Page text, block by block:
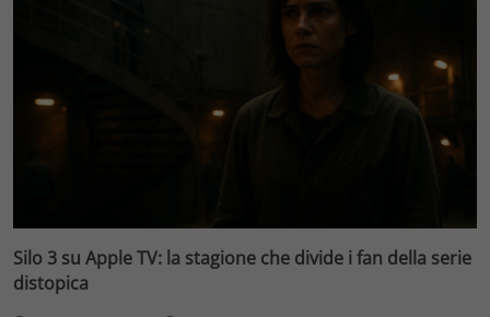
Silo 3 su Apple TV: la stagione che divide i fan della serie
distopica